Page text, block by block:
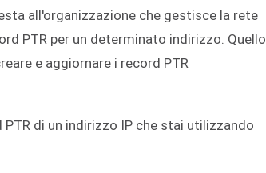
all'organizzazione che gestisce la rete
PTR per un determinato indirizzo. Quello
e aggiornare i record PTR
di un indirizzo IP che stai utilizzando